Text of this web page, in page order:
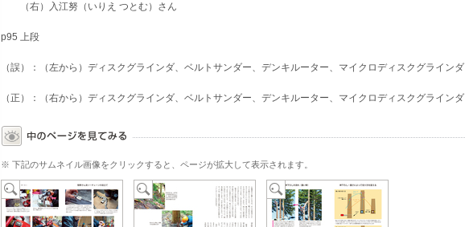
（右）入江努（いりえ つとむ）さん
p95 上段
（誤）：（左から）ディスクグラインダ、ベルトサンダー、デンキルーター、マイクロディスクグラインダ
（正）：（右から）ディスクグラインダ、ベルトサンダー、デンキルーター、マイクロディスクグラインダ
※ 下記のサムネイル画像をクリックすると、ページが拡大して表示されます。